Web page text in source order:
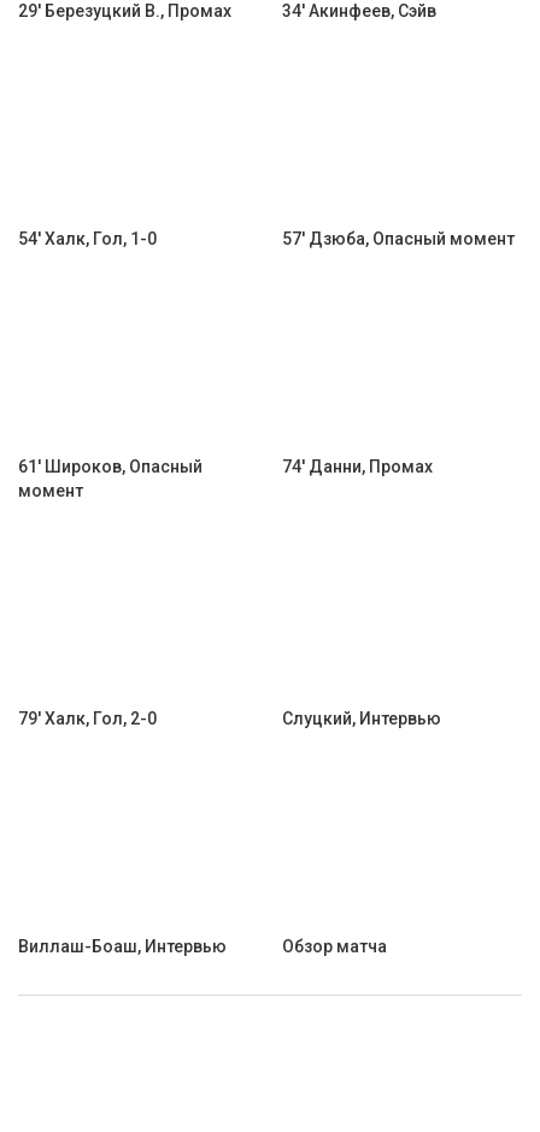
29' Березуцкий В., Промах 34' Акинфеев, Сэйв
54' Халк, Гол, 1-0 57' Дзюба, Опасный момент
61' Широков, Опасный
момент
74' Данни, Промах
79' Халк, Гол, 2-0 Слуцкий, Интервью
Виллаш-Боаш, Интервью Обзор матча